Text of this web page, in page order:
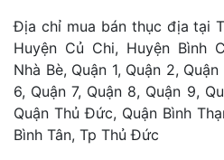
Địa chỉ mua bán thục địa tại
Huyện Củ Chi, Huyện Bình
Nhà Bè, Quận 1, Quận 2,
6, Quận 7, Quận 8, Quận 9,
Quận Thủ Đức, Quận Bình
Bình Tân, Tp Thủ Đức